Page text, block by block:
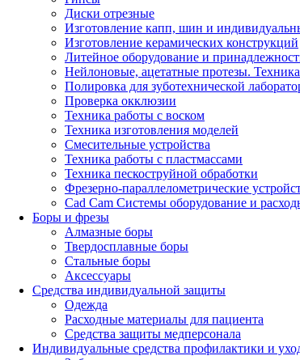
Диски отрезные
Изготовление капп, шин и
Изготовление керамических конструкций
Литейное оборудование и
Нейлоновые, ацетатные протезы.
Полировка для зуботехнической
Проверка окклюзии
Техника работы с воском
Техника изготовления моделей
Смесительные устройства
Техника работы с пластмассами
Техника пескоструйной обработки
Фрезерно-параллелометрические
Cad Cam Системы оборудование и
Боры и фрезы
Алмазные боры
Твердосплавные боры
Стальные боры
Аксессуары
Средства индивидуальной защиты
Одежда
Расходные материалы для пациента
Средства защиты медперсонала
Индивидуальные средства профилактики и